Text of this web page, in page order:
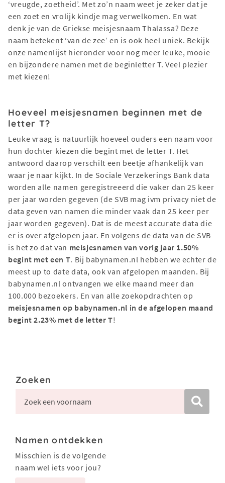
‘vreugde, zoetheid’. Met zo’n naam weet je zeker dat je
een zoet en vrolijk kindje mag verwelkomen. En wat
denk je van de Griekse meisjesnaam Thalassa? Deze
naam betekent ‘van de zee’ en is ook heel uniek. Bekijk
onze namenlijst hieronder voor nog meer leuke, mooie
en bijzondere namen met de beginletter T. Veel plezier
met kiezen!
Hoeveel meisjesnamen beginnen met de
letter T?
Leuke vraag is natuurlijk hoeveel ouders een naam voor
hun dochter kiezen die begint met de letter T. Het
antwoord daarop verschilt een beetje afhankelijk van
waar je naar kijkt. In de Sociale Verzekerings Bank data
worden alle namen geregistreeerd die vaker dan 25 keer
per jaar worden gegeven (de SVB mag ivm privacy niet de
data geven van namen die minder vaak dan 25 keer per
jaar worden gegeven). Dat is de meest accurate data die
er is over afgelopen jaar. En volgens de data van de SVB
is het zo dat van meisjesnamen van vorig jaar 1.50%
begint met een T. Bij babynamen.nl hebben we echter de
meest up to date data, ook van afgelopen maanden. Bij
babynamen.nl ontvangen we elke maand meer dan
100.000 bezoekers. En van alle zoekopdrachten op
meisjesnamen op babynamen.nl in de afgelopen maand
begint 2.23% met de letter T!
Zoeken
Namen ontdekken
Misschien is de volgende
naam wel iets voor jou?